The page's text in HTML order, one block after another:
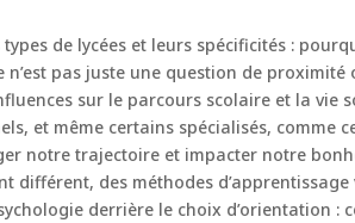
de lycées et leurs spécificités :
n’est pas juste une question de
sur le parcours scolaire et la vie
et même certains spécialisés, comme
notre trajectoire et impacter notre
différent, des méthodes
derrière le choix d’orientation :